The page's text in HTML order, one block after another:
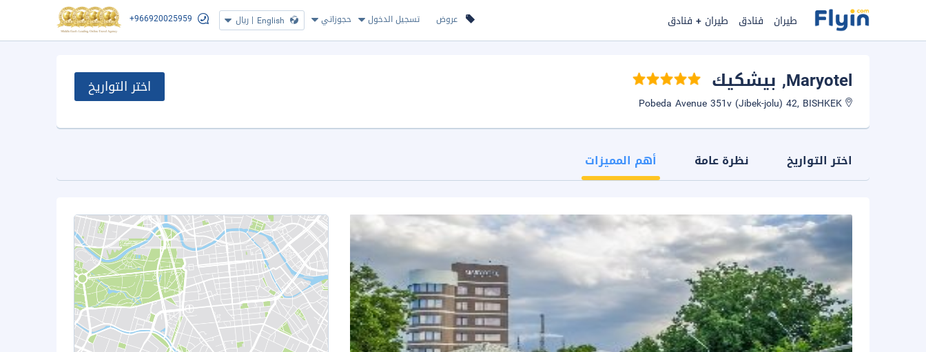
عروض تسجيل الدخول حجوزاتي English
| ريال +966920025959 طيران فنادق طيران + فنادق
Maryotel, بيشكيك اختر التواريخ
اختر التواريخ نظرة عامة أهم المميزات